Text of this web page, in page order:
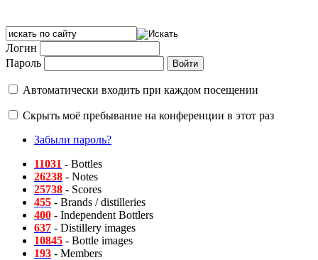
Логин
Пароль
Автоматически входить при каждом посещении
Скрыть моё пребывание на конференции в этот раз
Забыли пароль?
11031 - Bottles
26238 - Notes
25738 - Scores
455 - Brands / distilleries
400 - Independent Bottlers
637 - Distillery images
10845 - Bottle images
193 - Members